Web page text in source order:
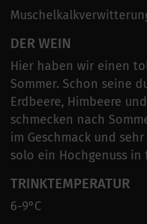
DER WEIN
Hier haben wir einen
Sommer. Schon seine
Erdbeere, Himbeere
schmecken nach
im Geschmack und
solo ein Hochgenuss
TRINKTEMPERATUR
6-9°C